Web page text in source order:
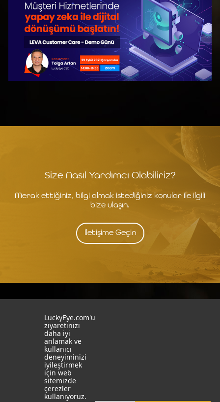
Size Nasıl Yardımcı Olabiliriz?
Merak ettiğiniz, bilgi almak istediğiniz konular ile ilgili
bize ulaşın.
İletişime Geçin
19 Mayıs Mah. Turaboğlu Sok.
Hamdiye Yazgan İş Merkezi
Kozyatağı, Kadıköy, İstanbul
T: +90 216 355 03 19
Sosyal Medya
LuckyEye.com'u
ziyaretinizi
daha iyi
anlamak ve
kullanıcı
deneyiminizi
iyileştirmek
için web
sitemizde
çerezler
kullanıyoruz.